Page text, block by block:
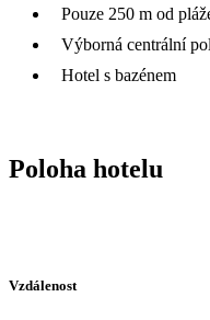
Pouze 250 m od
Výborná centrální
Hotel s bazénem
Poloha hotelu
Vzdálenost